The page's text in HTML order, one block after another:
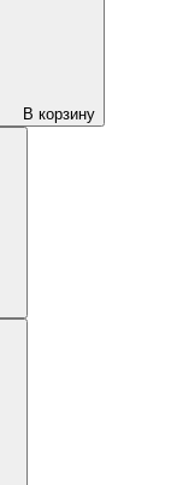
В корзину